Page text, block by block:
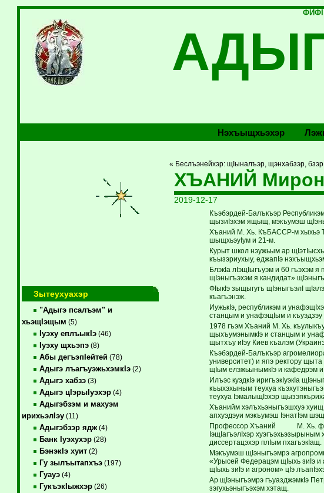
Нэхъыщхьэхэр
Зытеухуахэр
"Адыгэ псалъэм" и
хьэщIэщым (5)
Iуэху еплъыкIэ(46)
Iуэху щхьэпэ(8)
Абы дегъэпIейтей(78)
Адыгэ лъагъуэжьхэмкIэ(2)
Адыгэ хабзэ(3)
Адыгэ цIэрыIуэхэр(4)
Адыгэбзэм и махуэм
ирихьэлIэу(11)
Адыгэбзэр ядж(4)
Банк Iуэхухэр(28)
БэнэкIэ хуит(2)
Гу зылъытапхъэ(197)
Гуауэ(4)
ГукъэкIыжхэр(26)
« Беслъэнейхэр: щIыналъэр, щэнхабзэр, бзэр
ХЪАНИЙ Мирон
2019-12-17
Къэбэрдей-Балъкъэр
щызиIэхэм ящыщ, мэкъумэш
Хъаний М. Хь. КъБАССР-м хыхьэ
шыщхьэуIум и 21-м.
Курыт школ нэужьым ар
къызэриухыу, еджапIэ
БлэкIа лIэщIыгъуэм и 60 гъэхэм
щIэныгъэхэм я кандидат»
ФIыкIэ зыщыгугъ щIэныгъэлI
къагъэнэж.
ИужькIэ, республикэм и
станцым и унафэщIым и къуэдзэу
1978 гъэм Хъаний М. Хь.
щыхъумэнымкIэ и станцым и
щытхъу иIэу Киев къалэм
Къэбэрдей-Балъкъэр
университет) и япэ ректору
щIым елэжьынымкIэ и кафедрэм и
Илъэс куэдкIэ иригъэкIуэкIа
къыхэхыным теухуа
теухуа IэмалыщIэхэр
Хъанийм хэлъхьэныгъэшхуэ
апхуэдэуи мэкъумэш IэнатIэм
Профессор Хъаний М. Хь.
IэщIагъэлIхэр хуэгъэхьэзырыным
диссертацэхэр плIым пхагъэкIащ.
Мэкъумэш щIэныгъэмрэ
«Урысей Федерацэм щIыхь зиIэ и
щIыхь зиIэ и агроном» цIэ
Ар щIэныгъэмрэ гъуазджэмкIэ
зэгухьэныгъэхэм хэтащ.